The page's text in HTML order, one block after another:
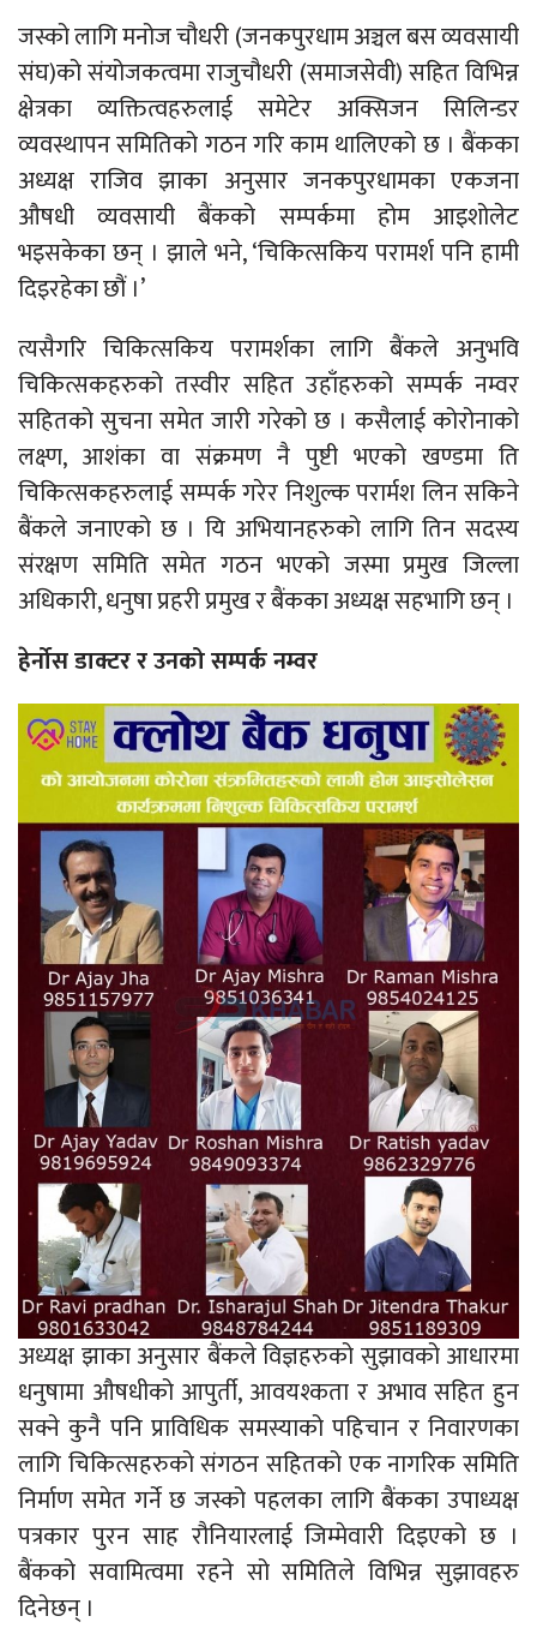
जस्को लागि मनोज चौधरी (जनकपुरधाम अञ्चल बस व्यवसायी
संघ)को संयोजकत्वमा राजुचौधरी (समाजसेवी) सहित विभिन्न
क्षेत्रका व्यक्तित्वहरुलाई समेटेर अक्सिजन सिलिन्डर
व्यवस्थापन समितिको गठन गरि काम थालिएको छ । बैंकका
अध्यक्ष राजिव झाका अनुसार जनकपुरधामका एकजना
औषधी व्यवसायी बैंकको सम्पर्कमा होम आइशोलेट
भइसकेका छन् । झाले भने, ‘चिकित्सकिय परामर्श पनि हामी
दिइरहेका छौं ।’
त्यसैगरि चिकित्सकिय परामर्शका लागि बैंकले अनुभवि
चिकित्सकहरुको तस्वीर सहित उहाँहरुको सम्पर्क नम्वर
सहितको सुचना समेत जारी गरेको छ । कसैलाई कोरोनाको
लक्ष्ण, आशंका वा संक्रमण नै पुष्टी भएको खण्डमा ति
चिकित्सकहरुलाई सम्पर्क गरेर निशुल्क परार्मश लिन सकिने
बैंकले जनाएको छ । यि अभियानहरुको लागि तिन सदस्य
संरक्षण समिति समेत गठन भएको जस्मा प्रमुख जिल्ला
अधिकारी, धनुषा प्रहरी प्रमुख र बैंकका अध्यक्ष सहभागि छन् ।
हेर्नोस डाक्टर र उनको सम्पर्क नम्वर
अध्यक्ष झाका अनुसार बैंकले विज्ञहरुको सुझावको आधारमा
धनुषामा औषधीको आपुर्ती, आवयश्कता र अभाव सहित हुन
सक्ने कुनै पनि प्राविधिक समस्याको पहिचान र निवारणका
लागि चिकित्सहरुको संगठन सहितको एक नागरिक समिति
निर्माण समेत गर्ने छ जस्को पहलका लागि बैंकका उपाध्यक्ष
पत्रकार पुरन साह रौनियारलाई जिम्मेवारी दिइएको छ ।
बैंकको सवामित्वमा रहने सो समितिले विभिन्न सुझावहरु
दिनेछन् ।